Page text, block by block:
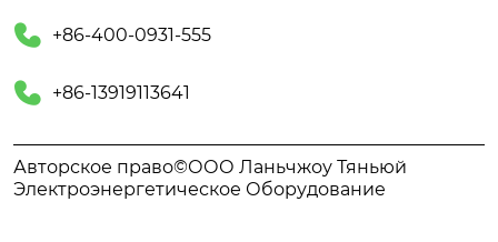
 +86-400-0931-555
 +86-13919113641
Авторское право©ООО Ланьчжоу Тяньюй
Электроэнергетическое Оборудование